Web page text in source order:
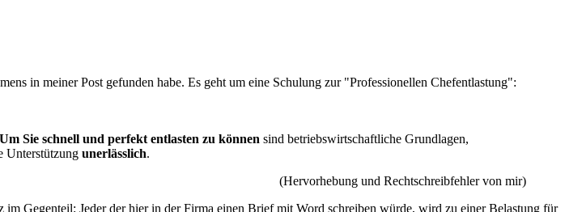
in meiner Post gefunden habe. Es geht um eine Schulung zur "Professionellen Chefentlastung":
Um Sie schnell und perfekt entlasten zu können sind betriebswirtschaftliche Grundlagen,
Unterstützung unerlässlich.
(Hervorhebung und Rechtschreibfehler von mir)
Gegenteil: Jeder der hier in der Firma einen Brief mit Word schreiben würde, wird zu einer Belastung für